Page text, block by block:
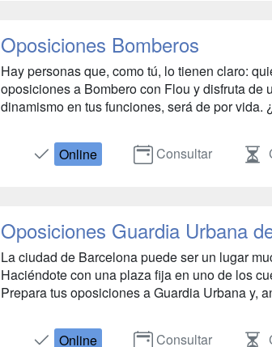
Oposiciones Bomberos
Hay personas que, como tú, lo tienen claro:
oposiciones a Bombero con Flou y disfruta de
dinamismo en tus funciones, será de por vida.
Online Consultar
Oposiciones Guardia Urbana
La ciudad de Barcelona puede ser un lugar
Haciéndote con una plaza fija en uno de los
Prepara tus oposiciones a Guardia Urbana y,
Online Consultar